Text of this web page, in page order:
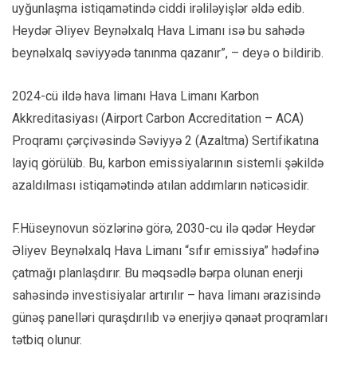
uyğunlaşma istiqamətində ciddi irəliləyişlər əldə edib.
Heydər Əliyev Beynəlxalq Hava Limanı isə bu sahədə
beynəlxalq səviyyədə tanınma qazanır”, – deyə o bildirib.
2024-cü ildə hava limanı Hava Limanı Karbon
Akkreditasiyası (Airport Carbon Accreditation – ACA)
Proqramı çərçivəsində Səviyyə 2 (Azaltma) Sertifikatına
layiq görülüb. Bu, karbon emissiyalarının sistemli şəkildə
azaldılması istiqamətində atılan addımların nəticəsidir.
F.Hüseynovun sözlərinə görə, 2030-cu ilə qədər Heydər
Əliyev Beynəlxalq Hava Limanı “sıfır emissiya” hədəfinə
çatmağı planlaşdırır. Bu məqsədlə bərpa olunan enerji
sahəsində investisiyalar artırılır – hava limanı ərazisində
günəş panelləri quraşdırılıb və enerjiyə qənaət proqramları
tətbiq olunur.